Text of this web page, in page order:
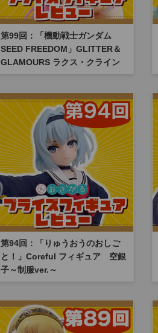
第99回：「機動戦士ガンダム
SEED FREEDOM」GLITTER＆
GLAMOURS ラクス・クライン
第94回：「りゅうおうのおしご
と！」Coreful フィギュア 空銀
子～制服ver.～